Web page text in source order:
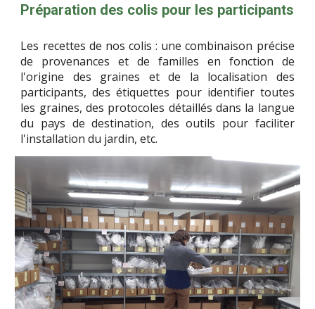
Préparation des colis pour les participants
Les recettes de nos colis : une combinaison précise
de provenances et de familles en fonction de
l'origine des graines et de la localisation des
participants, des étiquettes pour identifier toutes
les graines, des protocoles détaillés dans la langue
du pays de destination, des outils pour faciliter
l'installation du jardin, etc.